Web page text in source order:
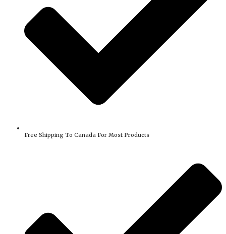
Free Shipping To Canada For Most Products